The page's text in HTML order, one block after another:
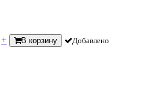
+ В корзину Добавлено